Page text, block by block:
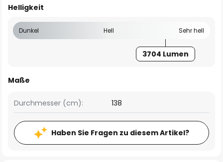
Helligkeit
Dunkel Hell Sehr hell
3704 Lumen
Maße
Durchmesser (cm): 138
Haben Sie Fragen zu diesem Artikel?